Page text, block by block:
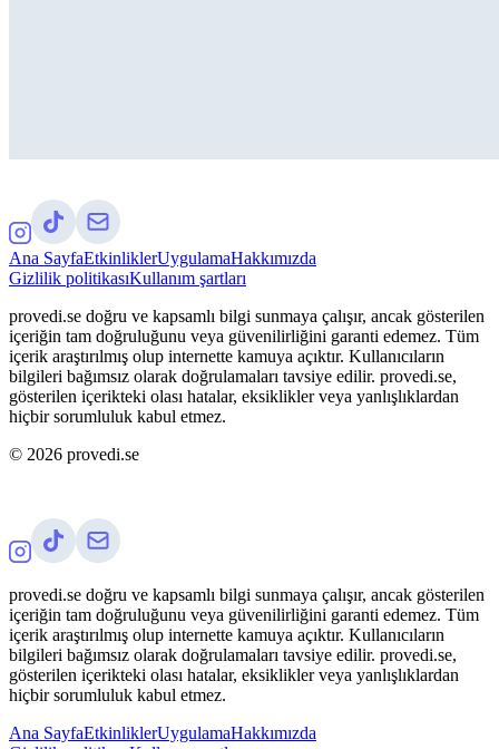
Ana SayfaEtkinliklerUygulamaHakkımızda
Gizlilik politikasıKullanım şartları
provedi.se doğru ve kapsamlı bilgi sunmaya çalışır, ancak gösterilen
içeriğin tam doğruluğunu veya güvenilirliğini garanti edemez. Tüm
içerik araştırılmış olup internette kamuya açıktır. Kullanıcıların
bilgileri bağımsız olarak doğrulamaları tavsiye edilir. provedi.se,
gösterilen içerikteki olası hatalar, eksiklikler veya yanlışlıklardan
hiçbir sorumluluk kabul etmez.
© 2026 provedi.se
provedi.se doğru ve kapsamlı bilgi sunmaya çalışır, ancak gösterilen
içeriğin tam doğruluğunu veya güvenilirliğini garanti edemez. Tüm
içerik araştırılmış olup internette kamuya açıktır. Kullanıcıların
bilgileri bağımsız olarak doğrulamaları tavsiye edilir. provedi.se,
gösterilen içerikteki olası hatalar, eksiklikler veya yanlışlıklardan
hiçbir sorumluluk kabul etmez.
Ana SayfaEtkinliklerUygulamaHakkımızda